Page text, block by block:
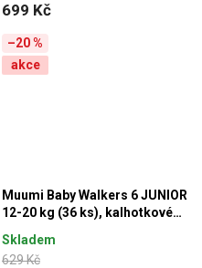
699 Kč
–20 %
akce
Muumi Baby Walkers 6 JUNIOR
12-20 kg (36 ks), kalhotkové
629 Kč
Skladem